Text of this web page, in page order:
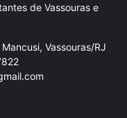
de Vassouras e
Vassouras/RJ